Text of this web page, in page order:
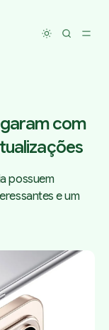
Toggle
com
possuem
e um